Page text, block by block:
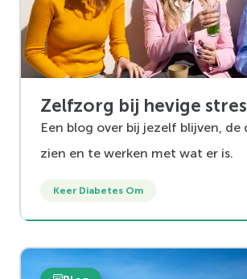
Zelfzorg bij hevige
Een blog over bij jezelf blijven,
zien en te werken met wat er is.
Keer Diabetes Om